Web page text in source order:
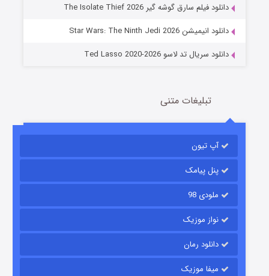
قسمت6 (زیرنویس) منتشر شد
دانلود فیلم سارق گوشه گیر The Isolate Thief 2026
دانلود انیمیشن Star Wars: The Ninth Jedi 2026
دانلود سریال تد لاسو Ted Lasso 2020-2026
تبلیغات متنی
آپ تیون
پنل پیامک
ملودی 98
نواز موزیک
دانلود رمان
میفا موزیک